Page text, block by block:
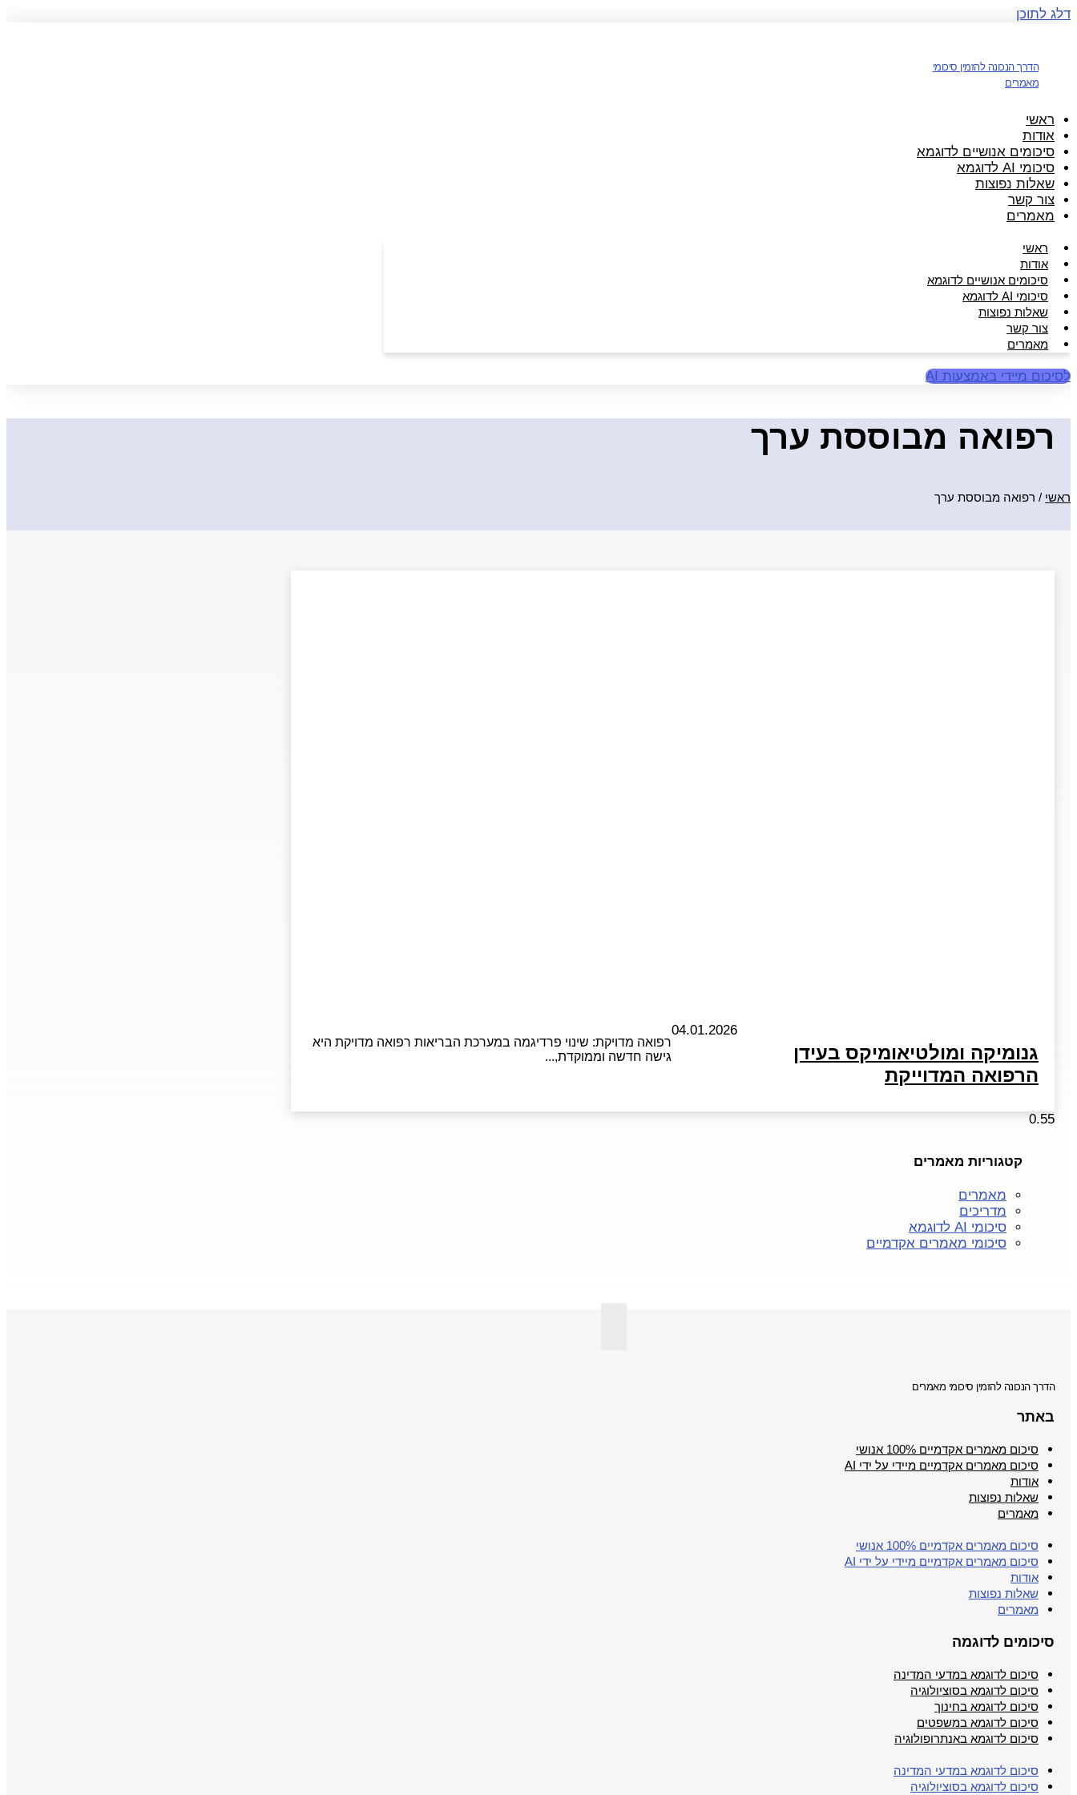
דלג לתוכן
הדרך הנכונה להזמין סיכומי
מאמרים
ראשי
אודות
סיכומים אנושיים לדוגמא
סיכומי AI לדוגמא
שאלות נפוצות
צור קשר
מאמרים
ראשי
אודות
סיכומים אנושיים לדוגמא
סיכומי AI לדוגמא
שאלות נפוצות
צור קשר
מאמרים
לסיכום מיידי באמצעות AI
רפואה מבוססת ערך
ראשי / רפואה מבוססת ערך
גנומיקה ומולטיאומיקס בעידן
הרפואה המדוייקת
04.01.2026
רפואה מדויקת: שינוי פרדיגמה במערכת הבריאות רפואה מדויקת היא
גישה חדשה וממוקדת,
קטגוריות מאמרים
מאמרים
מדריכים
סיכומי AI לדוגמא
סיכומי מאמרים אקדמיים
הדרך הנכונה להזמין סיכומי מאמרים
באתר
סיכום מאמרים אקדמיים 100% אנושי
סיכום מאמרים אקדמיים מיידי על ידי AI
אודות
שאלות נפוצות
מאמרים
סיכום מאמרים אקדמיים 100% אנושי
סיכום מאמרים אקדמיים מיידי על ידי AI
אודות
שאלות נפוצות
מאמרים
סיכומים לדוגמה
סיכום לדוגמא במדעי המדינה
סיכום לדוגמא בסוציולוגיה
סיכום לדוגמא בחינוך
סיכום לדוגמא במשפטים
סיכום לדוגמא באנתרופולוגיה
סיכום לדוגמא במדעי המדינה
סיכום לדוגמא בסוציולוגיה